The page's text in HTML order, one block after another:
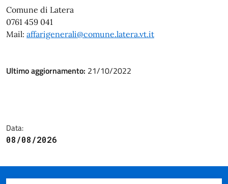
Comune di Latera
0761 459 041
Mail: affarigenerali@comune.latera.vt.it
Ultimo aggiornamento: 21/10/2022
Data:
08/08/2026